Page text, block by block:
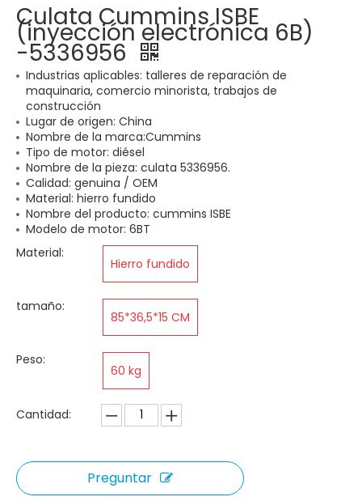
Culata Cummins ISBE
(inyección electrónica 6B)
-5336956
Industrias aplicables: talleres de reparación de
maquinaria, comercio minorista, trabajos de
construcción
Lugar de origen: China
Nombre de la marca:Cummins
Tipo de motor: diésel
Nombre de la pieza: culata 5336956.
Calidad: genuina / OEM
Material: hierro fundido
Nombre del producto: cummins ISBE
Modelo de motor: 6BT
Material:
Hierro fundido
tamaño:
85*36,5*15 CM
Peso:
60 kg
Cantidad:
Preguntar